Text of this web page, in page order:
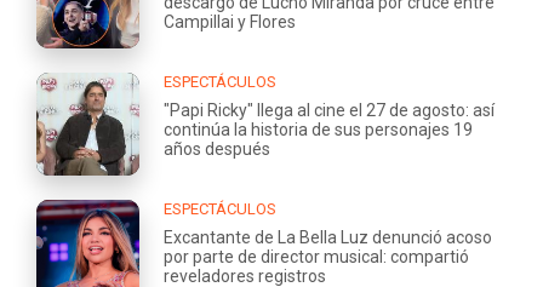
Campillai y Flores
ESPECTÁCULOS
"Papi Ricky" llega al cine el 27 de agosto: así
continúa la historia de sus personajes 19
años después
ESPECTÁCULOS
Excantante de La Bella Luz denunció acoso
por parte de director musical: compartió
reveladores registros